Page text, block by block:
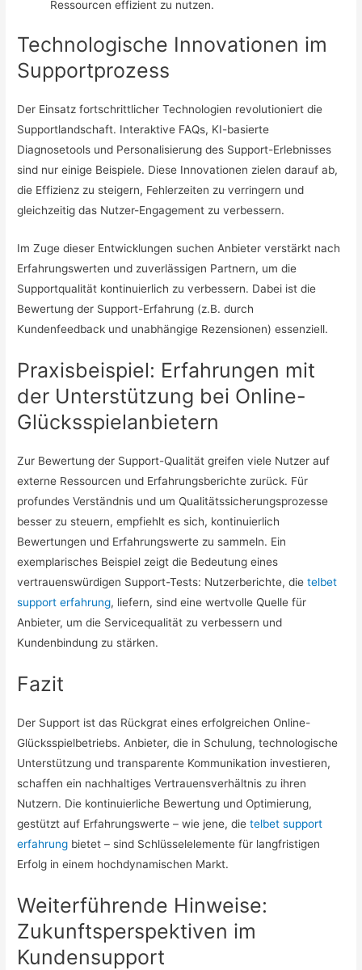
Ressourcen effizient zu nutzen.
Technologische Innovationen im
Supportprozess
Der Einsatz fortschrittlicher Technologien revolutioniert die
Supportlandschaft. Interaktive FAQs, KI-basierte
Diagnosetools und Personalisierung des Support-Erlebnisses
sind nur einige Beispiele. Diese Innovationen zielen darauf ab,
die Effizienz zu steigern, Fehlerzeiten zu verringern und
gleichzeitig das Nutzer-Engagement zu verbessern.
Im Zuge dieser Entwicklungen suchen Anbieter verstärkt nach
Erfahrungswerten und zuverlässigen Partnern, um die
Supportqualität kontinuierlich zu verbessern. Dabei ist die
Bewertung der Support-Erfahrung (z.B. durch
Kundenfeedback und unabhängige Rezensionen) essenziell.
Praxisbeispiel: Erfahrungen mit
der Unterstützung bei Online-
Glücksspielanbietern
Zur Bewertung der Support-Qualität greifen viele Nutzer auf
externe Ressourcen und Erfahrungsberichte zurück. Für
profundes Verständnis und um Qualitätssicherungsprozesse
besser zu steuern, empfiehlt es sich, kontinuierlich
Bewertungen und Erfahrungswerte zu sammeln. Ein
exemplarisches Beispiel zeigt die Bedeutung eines
vertrauenswürdigen Support-Tests: Nutzerberichte, dietelbet
support erfahrung, liefern, sind eine wertvolle Quelle für
Anbieter, um die Servicequalität zu verbessern und
Kundenbindung zu stärken.
Fazit
Der Support ist das Rückgrat eines erfolgreichen Online-
Glücksspielbetriebs. Anbieter, die in Schulung, technologische
Unterstützung und transparente Kommunikation investieren,
schaffen ein nachhaltiges Vertrauensverhältnis zu ihren
Nutzern. Die kontinuierliche Bewertung und Optimierung,
gestützt auf Erfahrungswerte – wie jene, dietelbet support
erfahrung bietet – sind Schlüsselelemente für langfristigen
Erfolg in einem hochdynamischen Markt.
Weiterführende Hinweise:
Zukunftsperspektiven im
Kundensupport